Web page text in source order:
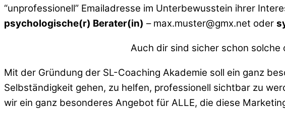
“unprofessionell” Emailadresse im Unterbewusstein ihrer
psychologische(r) Berater(in) – max.muster@gmx.net oder
Auch dir sind sicher schon solche
Mit der Gründung der SL-Coaching Akademie soll ein ganz
Selbständigkeit gehen, zu helfen, professionell sichtbar zu
wir ein ganz besonderes Angebot für ALLE, die diese